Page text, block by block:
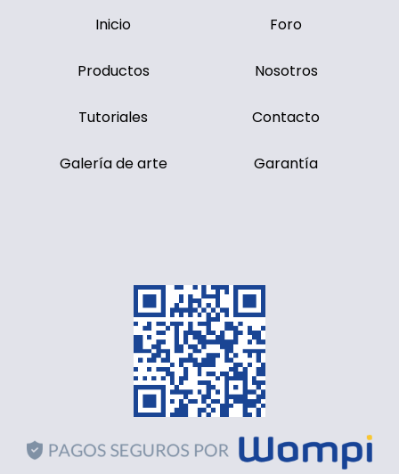
Inicio
Productos
Tutoriales
Galería de arte
Foro
Nosotros
Contacto
Garantía